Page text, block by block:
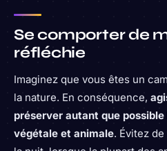
Se comporter de
réfléchie
Imaginez que vous êtes un
la nature. En conséquence,
préserver autant que
végétale et animale. Évitez